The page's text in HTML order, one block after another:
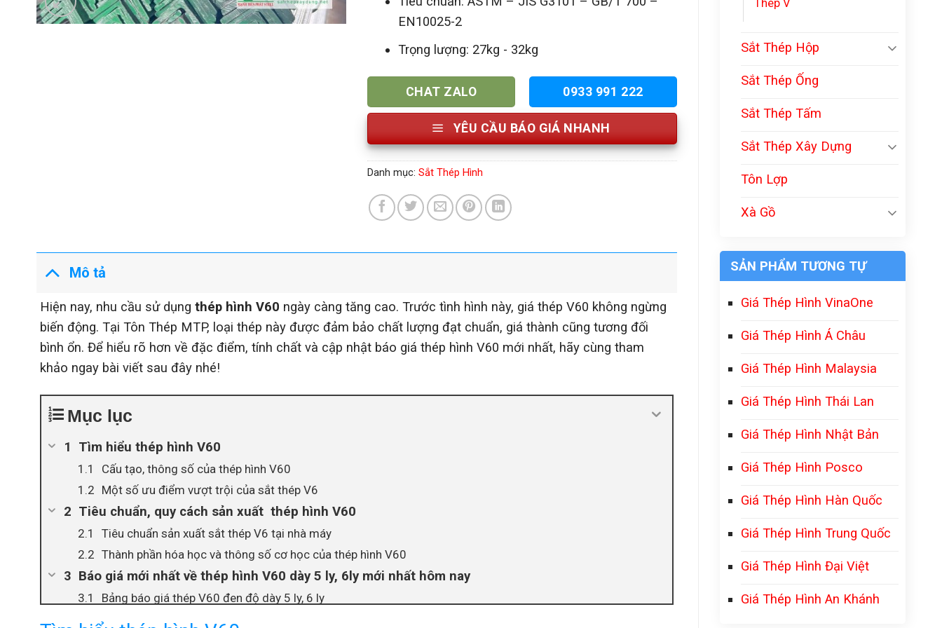
Thép V
Sắt Thép Hộp
Sắt Thép Ống
Sắt Thép Tấm
Sắt Thép Xây Dựng
Tôn Lợp
Xà Gồ
SẢN PHẨM TƯƠNG TỰ
Giá Thép Hình VinaOne
Giá Thép Hình Á Châu
Giá Thép Hình Malaysia
Giá Thép Hình Thái Lan
Giá Thép Hình Nhật Bản
Giá Thép Hình Posco
Giá Thép Hình Hàn Quốc
Giá Thép Hình Trung Quốc
Giá Thép Hình Đại Việt
Giá Thép Hình An Khánh
EN10025-2
Trọng lượng: 27kg - 32kg
CHAT ZALO 0933 991 222
YÊU CẦU BÁO GIÁ NHANH
Danh mục: Sắt Thép Hình
Mô tả
Hiện nay, nhu cầu sử dụng thép hình V60 ngày càng tăng cao. Trước tình hình này, giá thép V60 không ngừng
biến động. Tại Tôn Thép MTP, loại thép này được đảm bảo chất lượng đạt chuẩn, giá thành cũng tương đối
bình ổn. Để hiểu rõ hơn về đặc điểm, tính chất và cập nhật báo giá thép hình V60 mới nhất, hãy cùng tham
khảo ngay bài viết sau đây nhé!
Mục lục
Tìm hiểu thép hình V60
Cấu tạo, thông số của thép hình V60
Một số ưu điểm vượt trội của sắt thép V6
Tiêu chuẩn, quy cách sản xuất thép hình V60
Tiêu chuẩn sản xuất sắt thép V6 tại nhà máy
Thành phần hóa học và thông số cơ học của thép hình V60
Báo giá mới nhất về thép hình V60 dày 5 ly, 6ly mới nhất hôm nay
Bảng báo giá thép V60 đen độ dày 5 ly, 6 ly
Bảng báo giá thép V60 mạ kẽm độ dày 5 ly, 6 ly mới nhất